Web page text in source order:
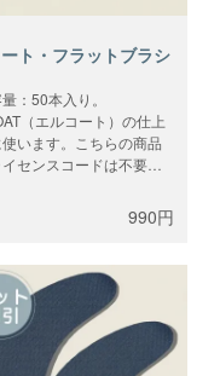
ト・フラットブラシ
：50本入り。
（エルコート）の仕上
います。こちらの商品
センスコードは不要で
990円